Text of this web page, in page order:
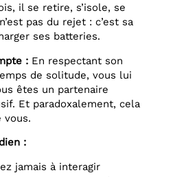
il se retire, s’isole, se
pas du rejet : c’est sa
ses batteries.
: En respectant son
de solitude, vous lui
êtes un partenaire
Et paradoxalement, cela
vous.
:
jamais à interagir